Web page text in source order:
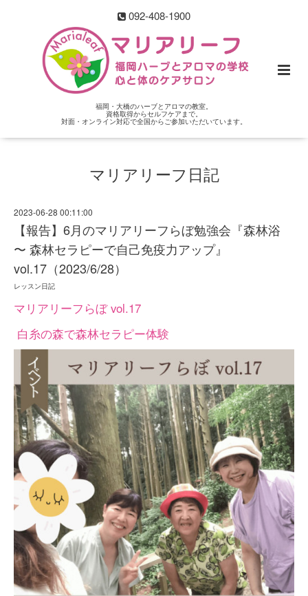
092-408-1900
福岡・大橋のハーブとアロマの教室。
資格取得からセルフケアまで。
対面・オンライン対応で全国からご参加いただいています。
マリアリーフ日記
2023-06-28 00:11:00
【報告】6月のマリアリーフらぼ勉強会『森林浴
〜 森林セラピーで自己免疫力アップ』
vol.17（2023/6/28）
レッスン日記
マリアリーフらぼ vol.17
白糸の森で森林セラピー体験